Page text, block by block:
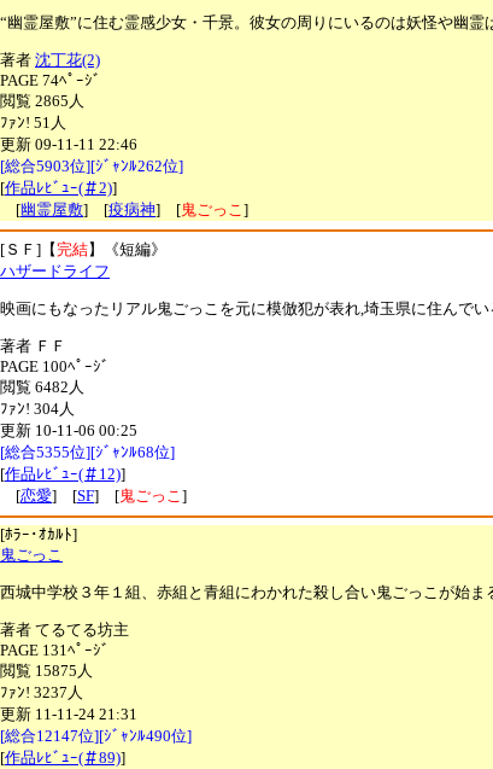
“幽霊屋敷”に住む霊感少女・千景。彼女の周りにいるのは妖怪や幽
著者 沈丁花(2)
PAGE 74ﾍﾟｰｼﾞ
閲覧 2865人
ﾌｧﾝ! 51人
更新 09-11-11 22:46
[総合5903位][ｼﾞｬﾝﾙ262位]
[作品ﾚﾋﾞｭｰ(＃2)]
[幽霊屋敷] [疫病神] [鬼ごっこ]
[ＳＦ]【完結】《短編》
ハザードライフ
映画にもなったリアル鬼ごっこを元に模倣犯が表れ,埼玉県に住んで
著者 ＦＦ
PAGE 100ﾍﾟｰｼﾞ
閲覧 6482人
ﾌｧﾝ! 304人
更新 10-11-06 00:25
[総合5355位][ｼﾞｬﾝﾙ68位]
[作品ﾚﾋﾞｭｰ(＃12)]
[恋愛] [SF] [鬼ごっこ]
[ﾎﾗｰ･ｵｶﾙﾄ]
鬼ごっこ
西城中学校３年１組、赤組と青組にわかれた殺し合い鬼ごっこが始
著者 てるてる坊主
PAGE 131ﾍﾟｰｼﾞ
閲覧 15875人
ﾌｧﾝ! 3237人
更新 11-11-24 21:31
[総合12147位][ｼﾞｬﾝﾙ490位]
[作品ﾚﾋﾞｭｰ(＃89)]